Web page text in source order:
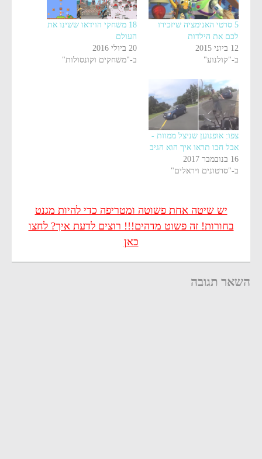
5 סרטי האנימציה שיזכירו
לכם את הילדות
12 ביוני 2015
ב-"קולנוע"
18 משחקי הוידאו ששינו את
העולם
20 ביולי 2016
ב-"משחקים וקונסולות"
צפו: אופנוען שניצל ממוות -
אבל חכו תראו איך הוא הגיב
16 בנובמבר 2017
ב-"סרטונים ויראלים"
יש שיטה אחת פשוטה ומטריפה כדי להיות מגנט
בחורות! זה פשוט מדהים!!! רוצים לדעת איך? לחצו
כאן
השאר תגובה